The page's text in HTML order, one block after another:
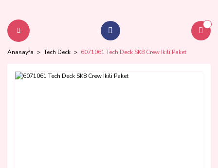
Anasayfa Tech Deck 6071061 Tech Deck SK8 Crew İkili Paket